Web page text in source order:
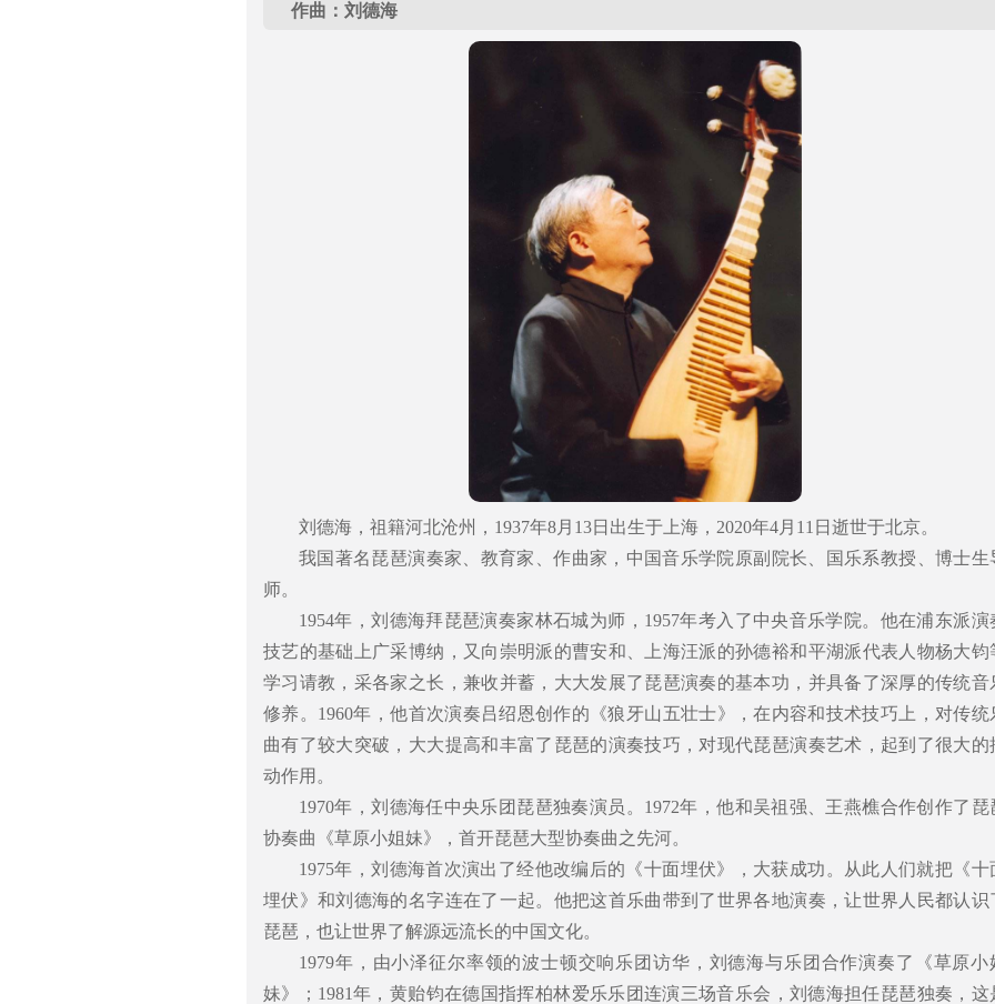
作曲：刘德海
刘德海，祖籍河北沧州，1937年8月13日出生于上海，2020年4月11日逝世于北京。
我国著名琵琶演奏家、教育家、作曲家，中国音乐学院原副院长、国乐系教授、博士生
师。
1954年，刘德海拜琵琶演奏家林石城为师，1957年考入了中央音乐学院。他在浦东派演
技艺的基础上广采博纳，又向崇明派的曹安和、上海汪派的孙德裕和平湖派代表人物杨大钧
学习请教，采各家之长，兼收并蓄，大大发展了琵琶演奏的基本功，并具备了深厚的传统音
修养。1960年，他首次演奏吕绍恩创作的《狼牙山五壮士》，在内容和技术技巧上，对传统
曲有了较大突破，大大提高和丰富了琵琶的演奏技巧，对现代琵琶演奏艺术，起到了很大的
动作用。
1970年，刘德海任中央乐团琵琶独奏演员。1972年，他和吴祖强、王燕樵合作创作了琵
协奏曲《草原小姐妹》，首开琵琶大型协奏曲之先河。
1975年，刘德海首次演出了经他改编后的《十面埋伏》，大获成功。从此人们就把《十
埋伏》和刘德海的名字连在了一起。他把这首乐曲带到了世界各地演奏，让世界人民都认识
琵琶，也让世界了解源远流长的中国文化。
1979年，由小泽征尔率领的波士顿交响乐团访华，刘德海与乐团合作演奏了《草原小
妹》；1981年，黄贻钧在德国指挥柏林爱乐乐团连演三场音乐会，刘德海担任琵琶独奏，这